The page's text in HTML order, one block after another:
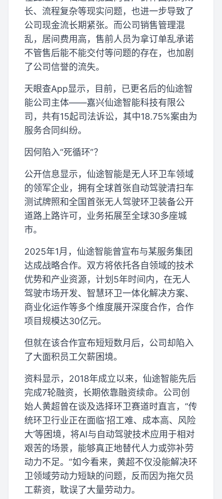
长、流程复杂等现实问题，也进一步导致了
公司现金流长期紧张。而公司销售管理混
乱，居间费用高，售前人员为拿订单乱承诺
不管售后能不能交付等问题的存在，也加剧
了公司信誉的流失。
天眼查App显示，目前，已更名后的仙途智
能公司主体——嘉兴仙途智能科技有限公
司，共有15起司法诉讼，其中18.75%案由为
服务合同纠纷。
因何陷入“死循环”？
公开信息显示，仙途智能是无人环卫车领域
的领军企业，拥有全球首张自动驾驶清扫车
测试牌照和全国首张无人驾驶环卫装备公开
道路上路许可，业务拓展至全球30多座城
市。
2025年1月，仙途智能曾宣布与某服务集团
达成战略合作。双方将依托各自领域的技术
优势和产业资源，计划5年时间内，在无人
驾驶市场开发、智慧环卫一体化解决方案、
商业化运作等多个维度展开深度合作，合作
项目规模达30亿元。
但就在该合作宣布短短数月后，公司却陷入
了大面积员工欠薪困境。
资料显示，2018年成立以来，仙途智能先后
完成7轮融资，长期依靠融资续命。公司创
始人黄超曾在谈及选择环卫赛道时直言，“传
统环卫行业正在面临‘招工难、成本高、风险
大’等困境，将AI与自动驾驶技术应用于相对
艰苦的场景，能够真正地替代人力或弥补劳
动力不足。”如今看来，黄超不仅没能解决环
卫领域劳动力短缺的问题，反而因为拖欠员
工薪资，耽误了大量劳动力。